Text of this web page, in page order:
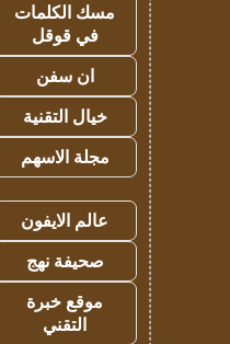
مسك الكلمات
في قوقل
ان سفن
خيال التقنية
مجلة الاسهم
عالم الايفون
صحيفة نهج
موقع خبرة
التقني